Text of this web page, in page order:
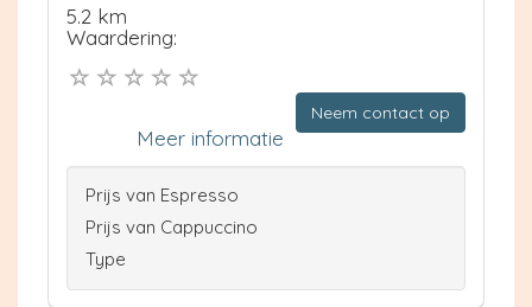
5.2 km
Waardering:
Neem contact op
Meer informatie
Prijs van Espresso
Prijs van Cappuccino
Type